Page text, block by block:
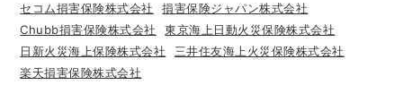
セコム損害保険株式会社
損害保険ジャパン株式会社
Chubb損害保険株式会社
東京海上日動火災保険株式会社
日新火災海上保険株式会社
三井住友海上火災保険株式会社
楽天損害保険株式会社